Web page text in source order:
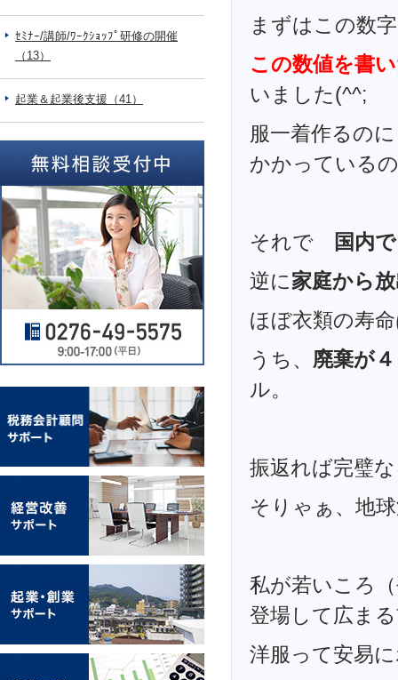
まずはこの数
この数値を書
いました(^^;
服一着作るの
かかっている
それで
国内
逆に家庭から
ほぼ衣類の寿
うち、 廃棄が
ル。
振返れば完璧
そりゃぁ、地
私が若いころ
登場して広ま
洋服って安易
ｾﾐﾅｰ/講師/ﾜｰｸｼｮｯﾌﾟ研修の開催
（13）
起業＆起業後支援（41）